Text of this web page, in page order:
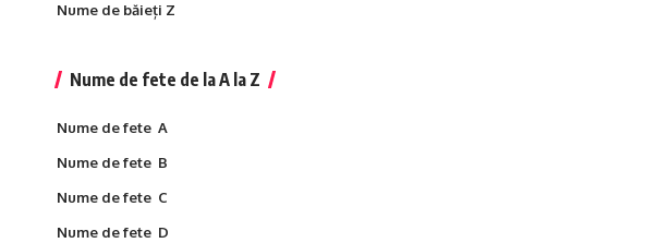
Nume de băieți Z
Nume de fete de la A la Z
Nume de fete A
Nume de fete B
Nume de fete C
Nume de fete D